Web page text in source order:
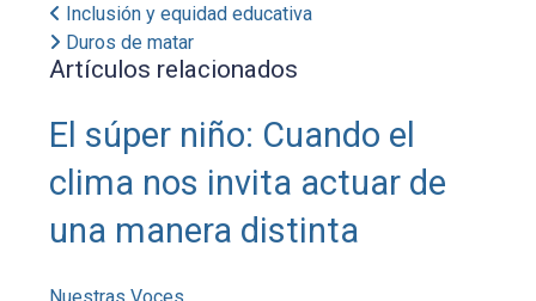
Inclusión y equidad educativa
Duros de matar
Artículos relacionados
El súper niño: Cuando el
clima nos invita actuar de
una manera distinta
Nuestras Voces